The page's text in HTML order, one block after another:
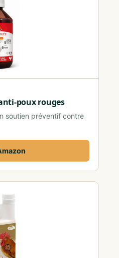
poux rouges
soutien préventif contre